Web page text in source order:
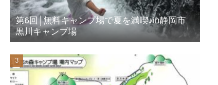
第6回│無料キャンプ場で夏を満喫♪in静岡市
黒川キャンプ場